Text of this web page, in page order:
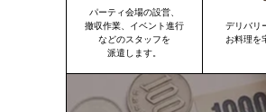
パーティ会場の設営、
撤収作業、イベント進行
などのスタッフを
派遣します。
デリバリ
お料理を